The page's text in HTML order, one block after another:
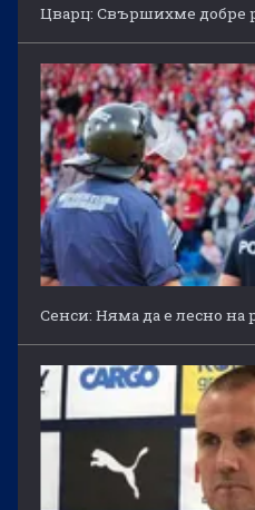
Цварц: Свършихме добре
Сенси: Няма да е лесно на